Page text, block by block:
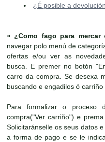
¿É posible a
» ¿Como fago para
navegar polo menú de
ofertas e/ou ver as
busca. E premer no botón
carro da compra. Se desexa
buscando e engadilos ó carriño
Para formalizar o proceso
compra("Ver carriño") e
Solicitaránselle os seus datos
a forma de pago e se le